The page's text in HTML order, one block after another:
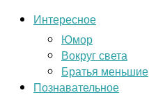
Интересное
Юмор
Вокруг света
Братья меньшие
Познавательное